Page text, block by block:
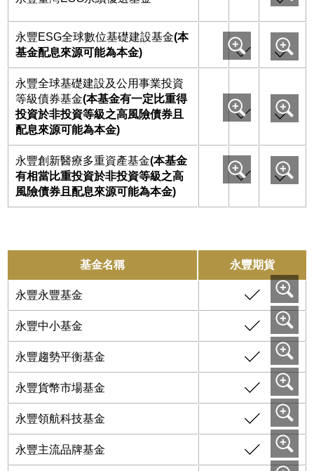
永豐ESG全球數位基礎建設基金(本
基金配息來源可能為本金)
永豐全球基礎建設及公用事業投資
等級債券基金(本基金有一定比重得
投資於非投資等級之高風險債券且
配息來源可能為本金)
永豐創新醫療多重資產基金(本基金
有相當比重投資於非投資等級之高
風險債券且配息來源可能為本金)
基金名稱 永豐期貨
永豐永豐基金
永豐中小基金
永豐趨勢平衡基金
永豐貨幣市場基金
永豐領航科技基金
永豐主流品牌基金